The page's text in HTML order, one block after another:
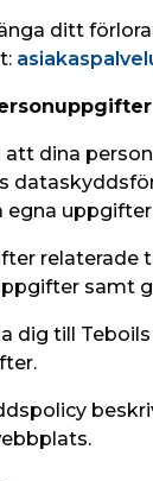
ditt
att dina
egna
relaterade
samt
dig till